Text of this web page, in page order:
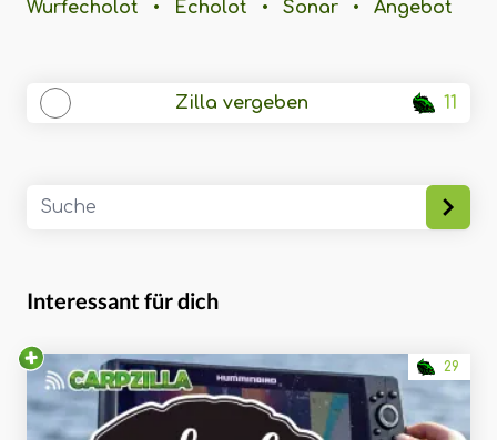
Wurfecholot
• Echolot • Sonar • Angebot
Zilla vergeben 11
Interessant für dich
29